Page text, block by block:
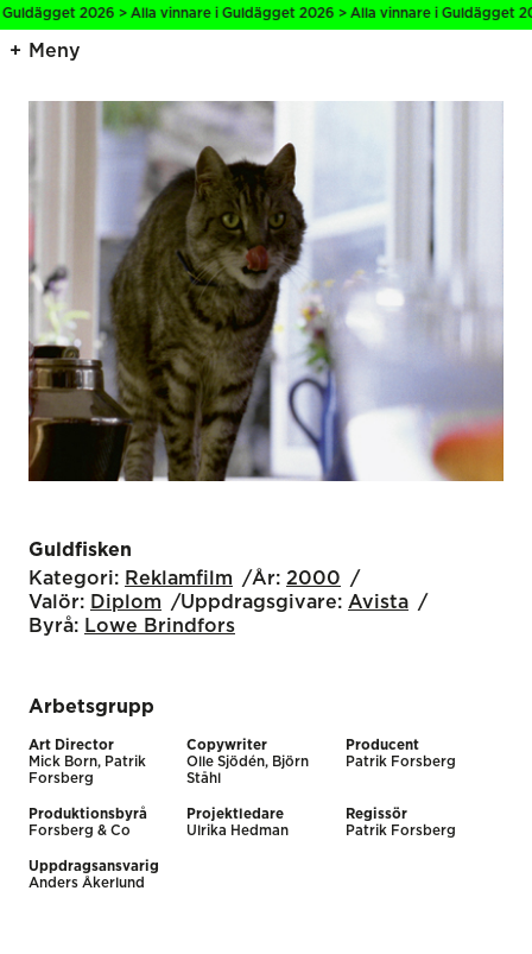
2026 > Alla vinnare i Guldägget 2026 > Alla vinnare i Guldägget
Meny
Guldfisken
Kategori: Reklamfilm År: 2000
Valör: Diplom Uppdragsgivare: Avista
Byrå: Lowe Brindfors
Arbetsgrupp
Art Director
Mick Born, Patrik
Forsberg
Copywriter
Olle Sjödén, Björn
Ståhl
Producent
Patrik Forsberg
Produktionsbyrå
Forsberg & Co
Projektledare
Ulrika Hedman
Regissör
Patrik Forsberg
Uppdragsansvarig
Anders Åkerlund